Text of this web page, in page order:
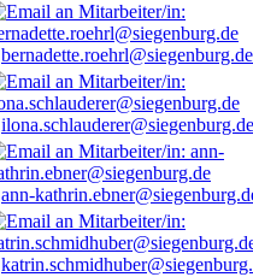
bernadette.roehrl@siegenburg.de
ilona.schlauderer@siegenburg.de
ann-